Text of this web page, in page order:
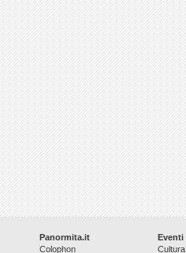
Panormita.it
Colophon
Eventi
Cultura